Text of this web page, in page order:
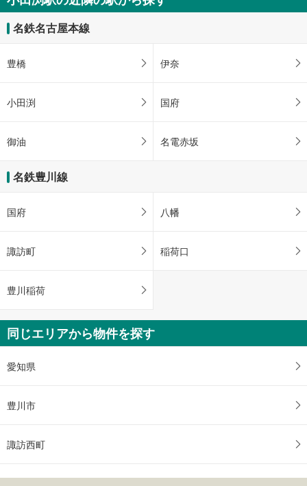
名鉄名古屋本線
豊橋 伊奈
小田渕 国府
御油 名電赤坂
名鉄豊川線
国府 八幡
諏訪町 稲荷口
豊川稲荷
同じエリアから物件を探す
愛知県
豊川市
諏訪西町